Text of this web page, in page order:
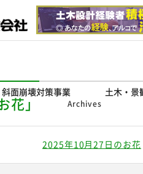
面崩壊対策事業 土木・景
花」 Archives
2025年10月27日のお花